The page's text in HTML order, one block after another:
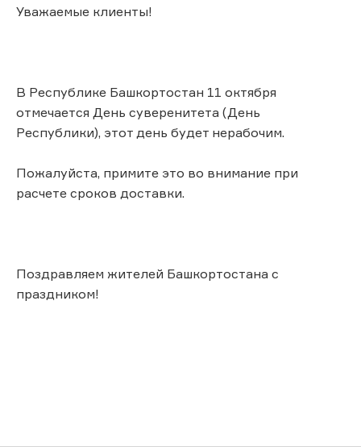
Уважаемые клиенты!
В Республике Башкортостан 11 октября
отмечается День суверенитета (День
Республики), этот день будет нерабочим.
Пожалуйста, примите это во внимание при
расчете сроков доставки.
Поздравляем жителей Башкортостана с
праздником!